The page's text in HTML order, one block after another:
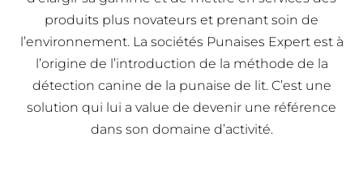
produits plus novateurs et prenant soin de
l’environnement. La sociétés Punaises Expert est à
l’origine de l’introduction de la méthode de la
détection canine de la punaise de lit. C’est une
solution qui lui a value de devenir une référence
dans son domaine d’activité.